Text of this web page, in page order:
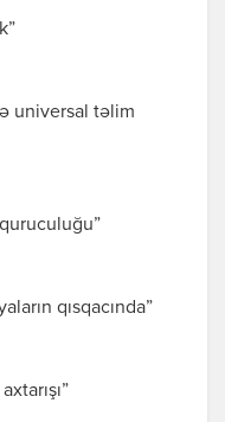
universal təlim
qısqacında”